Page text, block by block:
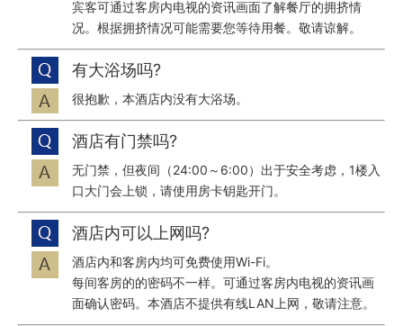
宾客可通过客房内电视的资讯画面了解餐厅的拥挤情
况。根据拥挤情况可能需要您等待用餐。敬请谅解。
有大浴场吗?
很抱歉，本酒店内没有大浴场。
酒店有门禁吗?
无门禁，但夜间（24:00～6:00）出于安全考虑，1楼入
口大门会上锁，请使用房卡钥匙开门。
酒店内可以上网吗?
酒店内和客房内均可免费使用Wi-Fi。
每间客房的的密码不一样。可通过客房内电视的资讯画
面确认密码。本酒店不提供有线LAN上网，敬请注意。